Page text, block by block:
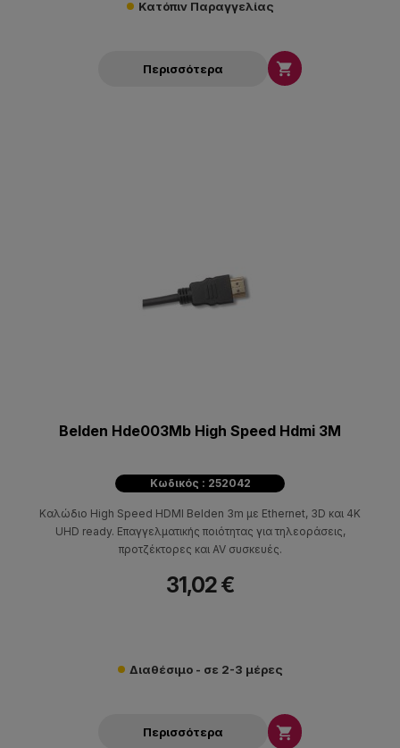
Κατόπιν Παραγγελίας
Περισσότερα 
Belden Hde003Mb High Speed Hdmi 3M
Κωδικός : 252042
Καλώδιο High Speed HDMI Belden 3m με Ethernet, 3D και 4K
UHD ready. Επαγγελματικής ποιότητας για τηλεοράσεις,
προτζέκτορες και AV συσκευές.
31,02 €
Διαθέσιμο - σε 2-3 μέρες
Περισσότερα 